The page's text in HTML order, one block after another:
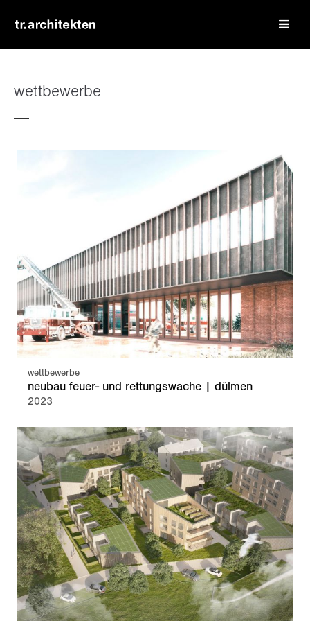
passwort
lost your password?
support
lorem ipsum dolor sit amet:
24h / 365days
we offer support for our customers
get in touch
cybersteel inc.
376-293 city road, suite 600
san francisco, ca 94102
have any questions?
+44 1234 567 890
drop us a line
wettbewerbe
wettbewerbe
neubau feuer- und rettungswache | dülmen
2023